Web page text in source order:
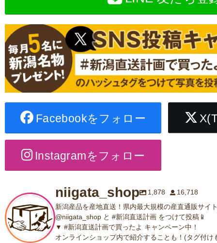
Facebookをフォロー
Instagramをフォロー
niigata_shop 1,878
16,718
新潟産品を産地直送！県内最大規模の産直通販サイ
@niigata_shop と #新潟直送計画 をつけて投稿📱
▼ #新潟直送計画で買ったよ キャンペーン中！
オンラインショップ内で紹介することも！(タグ付け